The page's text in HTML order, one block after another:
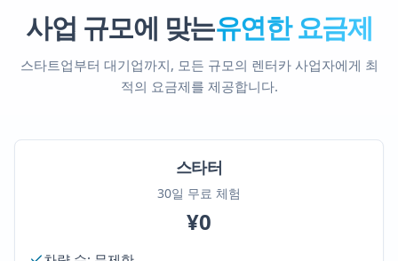
사업 규모에 맞는유연한 요금제
스타트업부터 대기업까지, 모든 규모의 렌터카 사업자에게 최
적의 요금제를 제공합니다.
스타터
30일 무료 체험
¥0